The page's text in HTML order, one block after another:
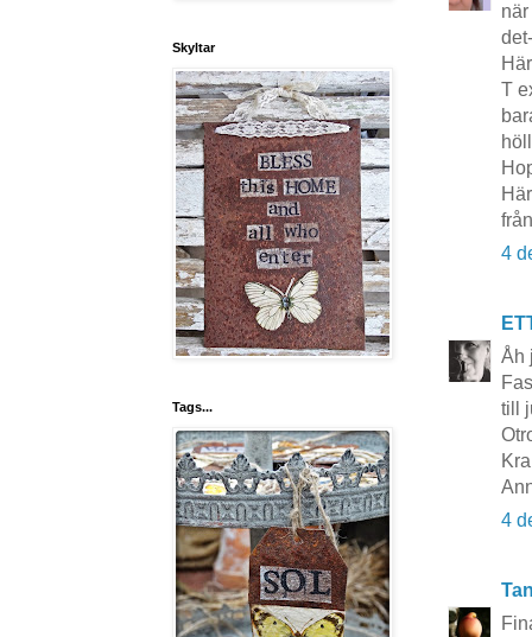
T
4
Åh
till
4
Skyltar
Tags...